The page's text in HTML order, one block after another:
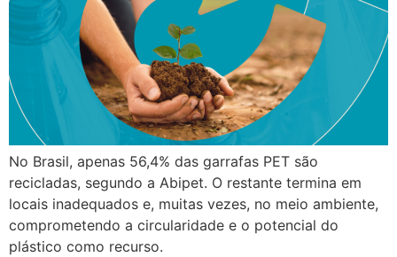
No Brasil, apenas 56,4% das garrafas PET são
recicladas, segundo a Abipet. O restante termina em
locais inadequados e, muitas vezes, no meio ambiente,
comprometendo a circularidade e o potencial do
plástico como recurso.